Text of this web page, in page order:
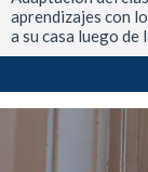
aprendizajes con
a su casa luego